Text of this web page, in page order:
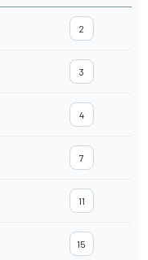
2
3
4
7
11
15